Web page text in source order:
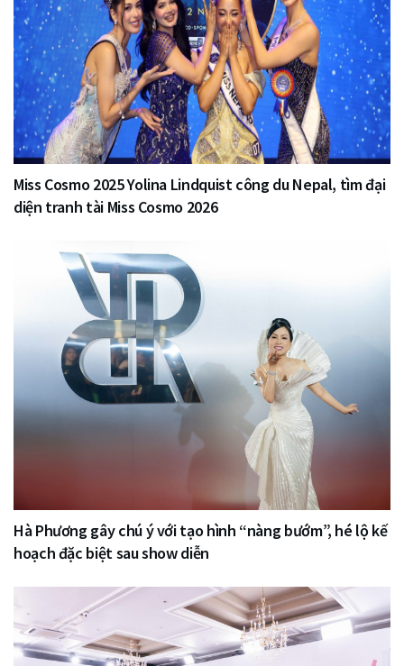
Miss Cosmo 2025 Yolina Lindquist công du Nepal, tìm đại
diện tranh tài Miss Cosmo 2026
Hà Phương gây chú ý với tạo hình “nàng bướm”, hé lộ kế
hoạch đặc biệt sau show diễn